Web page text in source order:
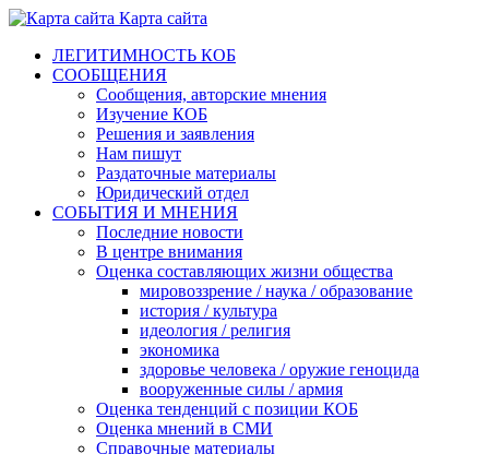
Карта сайта
ЛЕГИТИМНОСТЬ КОБ
СООБЩЕНИЯ
Сообщения, авторские мнения
Изучение КОБ
Решения и заявления
Нам пишут
Раздаточные материалы
Юридический отдел
СОБЫТИЯ И МНЕНИЯ
Последние новости
В центре внимания
Оценка составляющих жизни общества
мировоззрение / наука / образование
история / культура
идеология / религия
экономика
здоровье человека / оружие геноцида
вооруженные силы / армия
Оценка тенденций с позиции КОБ
Оценка мнений в СМИ
Справочные материалы